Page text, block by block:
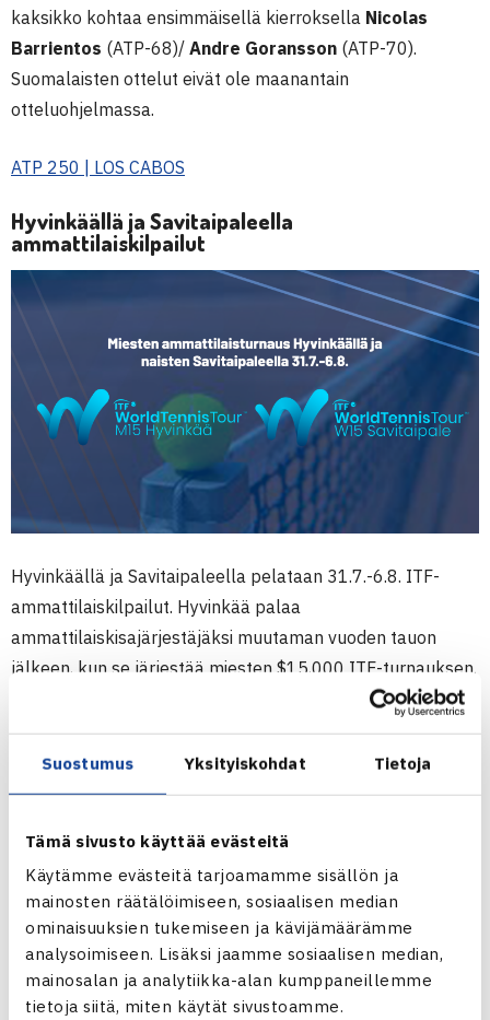
Suostumus Yksityiskohdat Tietoja
Tämä sivusto käyttää evästeitä
Käytämme evästeitä tarjoamamme sisällön ja
mainosten räätälöimiseen, sosiaalisen median
ominaisuuksien tukemiseen ja kävijämäärämme
analysoimiseen. Lisäksi jaamme sosiaalisen median,
mainosalan ja analytiikka-alan kumppaneillemme
tietoja siitä, miten käytät sivustoamme.
kaksikko kohtaa ensimmäisellä kierroksella Nicolas
Barrientos (ATP-68)/ Andre Goransson (ATP-70).
Suomalaisten ottelut eivät ole maanantain
otteluohjelmassa.
ATP 250 | LOS CABOS
Hyvinkäällä ja Savitaipaleella
ammattilaiskilpailut
Hyvinkäällä ja Savitaipaleella pelataan 31.7.-6.8. ITF-
ammattilaiskilpailut. Hyvinkää palaa
ammattilaiskisajärjestäjäksi muutaman vuoden tauon
jälkeen, kun se järjestää miesten $15,000 ITF-turnauksen.
Savitaipale jatkaa jo yli 20-vuotista perinnettään, kun
naisten saman arvoinen kisa järjestetään tutussa ja
laadukkaassa paikassa.
olevien linkkien kautta. Savitaipaleella
(WTA-618) on kärkisijoitettu pääsarjassa ja myös
Haavisto(WTA-1057) mahtuu kisaan suoraan
maailmanlistasijoituksensa avulla. Hietaranta saapuu
Savitaipaleelle vireessä sillä suomainen ylsi viime viikolla
Tanskassa pelattavan ITF-kilpailun loppuotteluun (